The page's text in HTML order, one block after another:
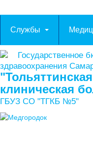
Службы
Государственное
здравоохранения
клиническая
ГБУЗ СО "ТГКБ №5"